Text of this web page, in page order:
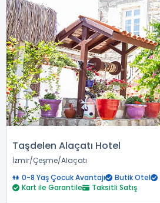
Taşdelen Alaçatı Hotel
İzmir Çeşme Alaçatı
0-8 Yaş Çocuk Avantajı
Butik Otel
Kart ile Garantile
Taksitli Satış